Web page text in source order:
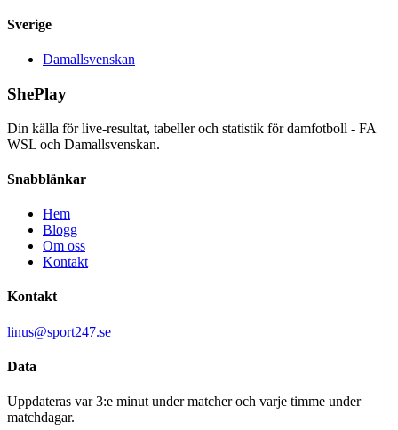
Sverige
Damallsvenskan
ShePlay
Din källa för live-resultat, tabeller och statistik för damfotboll - FA
WSL och Damallsvenskan.
Snabblänkar
Hem
Blogg
Om oss
Kontakt
Kontakt
linus@sport247.se
Data
Uppdateras var 3:e minut under matcher och varje timme under
matchdagar.